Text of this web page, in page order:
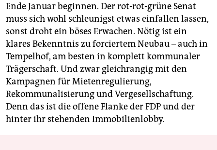
Ende Januar beginnen. Der rot-rot-grüne Senat
muss sich wohl schleunigst etwas einfallen lassen,
sonst droht ein böses Erwachen. Nötig ist ein
klares Bekenntnis zu forciertem Neubau – auch in
Tempelhof, am besten in komplett kommunaler
Trägerschaft. Und zwar gleichrangig mit den
Kampagnen für Mietenregulierung,
Rekommunalisierung und Vergesellschaftung.
Denn das ist die offene Flanke der FDP und der
hinter ihr stehenden Immobilienlobby.